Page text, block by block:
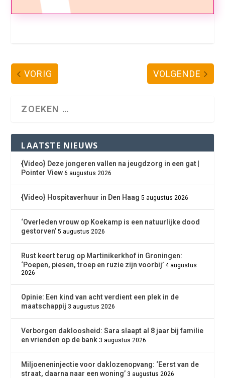
VORIG VOLGENDE
LAATSTE NIEUWS
{Video} Deze jongeren vallen na jeugdzorg in een gat |
Pointer View 6 augustus 2026
{Video} Hospitaverhuur in Den Haag 5 augustus 2026
‘Overleden vrouw op Koekamp is een natuurlijke dood
gestorven’ 5 augustus 2026
Rust keert terug op Martinikerkhof in Groningen:
‘Poepen, piesen, troep en ruzie zijn voorbij’ 4 augustus
2026
Opinie: Een kind van acht verdient een plek in de
maatschappij 3 augustus 2026
Verborgen dakloosheid: Sara slaapt al 8 jaar bij familie
en vrienden op de bank 3 augustus 2026
Miljoeneninjectie voor daklozenopvang: ‘Eerst van de
straat, daarna naar een woning’ 3 augustus 2026